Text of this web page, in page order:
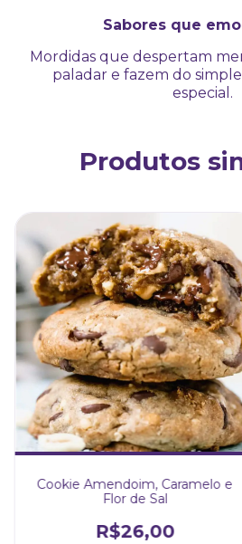
Sabores que
Mordidas que despertam
paladar e fazem do
especial.
Produtos
Cookie Amendoim, Caramelo e
Flor de Sal
R$26,00